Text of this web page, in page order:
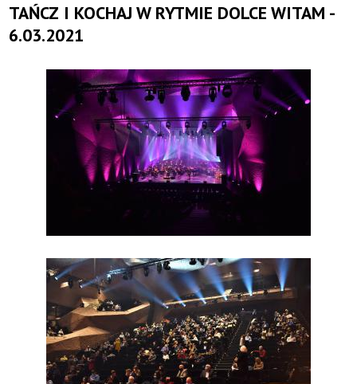
TAŃCZ I KOCHAJ W RYTMIE DOLCE WITAM -
6.03.2021